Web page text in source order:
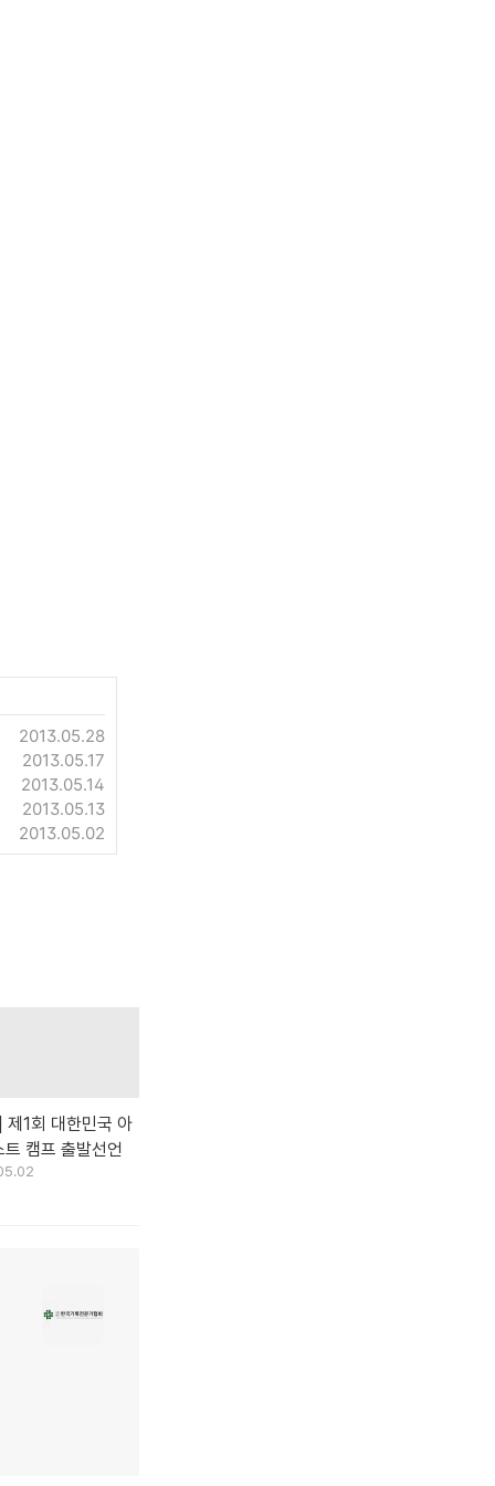
2013.05.28
2013.05.17
2013.05.14
2013.05.13
2013.05.02
1회 대한민국 아
트 캠프 출발선언